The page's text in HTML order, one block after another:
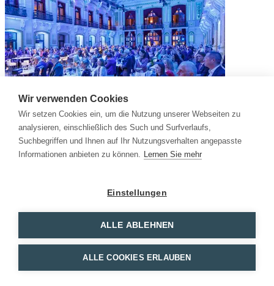
Wir verwenden Cookies
Wir setzen Cookies ein, um die Nutzung unserer Webseiten zu
analysieren, einschließlich des Such und Surfverlaufs,
Suchbegriffen und Ihnen auf Ihr Nutzungsverhalten angepasste
Informationen anbieten zu können. Lernen Sie mehr
Einstellungen
ALLE ABLEHNEN
ALLE COOKIES ERLAUBEN